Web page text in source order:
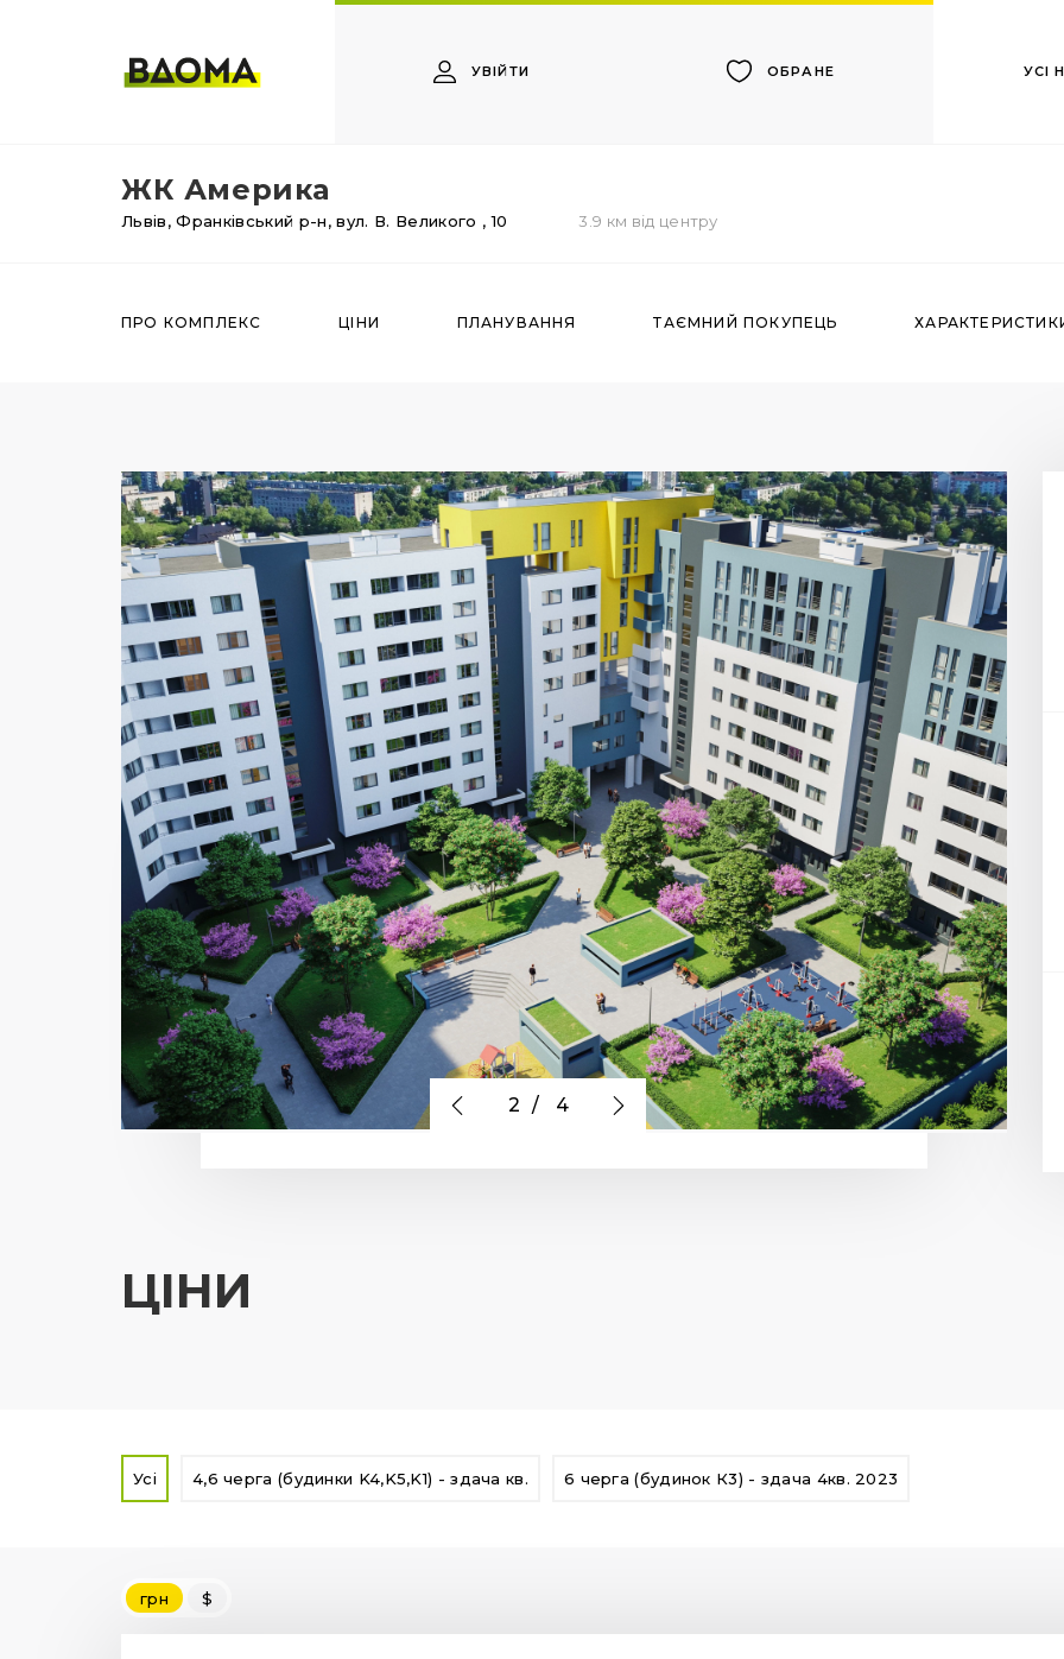
УВІЙТИ ОБРАНЕ УСІ
ЖК Америка
Львів,Франківський р-н,вул. В. Великого , 10 3.9 км від центру
ПРО КОМПЛЕКС ЦІНИ ПЛАНУВАННЯ ТАЄМНИЙ ПОКУПЕЦЬ
2 / 4
ЦІНИ
Усі 4,6 черга (будинки K4,K5,K1) - здача кв. 6 черга (будинок К3) - здача 4кв. 2023
грн $